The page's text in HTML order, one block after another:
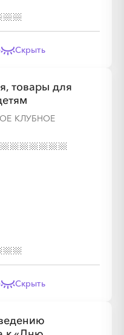
Скрыть
товары для
КЛУБНОЕ
Скрыть